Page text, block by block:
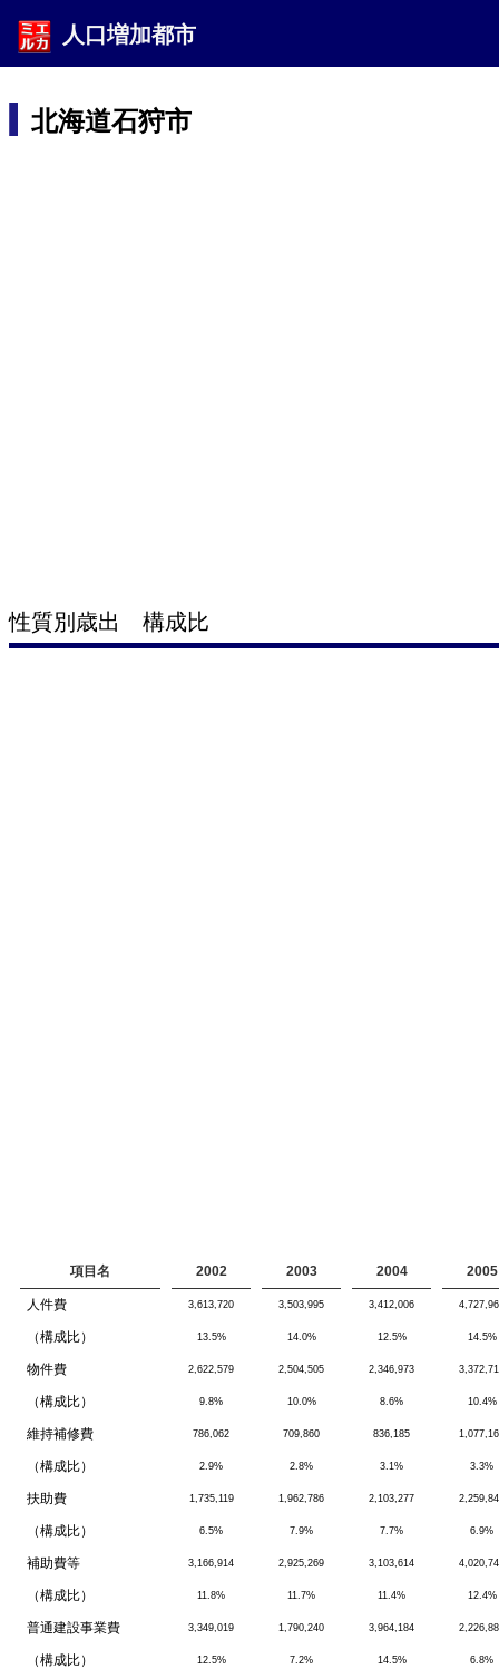
人口増加都市
北海道石狩市
性質別歳出 構成比
項目名 2002 2003 2004 2005
人件費 3,613,720 3,503,995 3,412,006
（構成比） 13.5% 14.0% 12.5% 14.5%
物件費 2,622,579 2,504,505 2,346,973
（構成比） 9.8% 10.0% 8.6% 10.4%
維持補修費 786,062 709,860 836,185
（構成比） 2.9% 2.8% 3.1% 3.3%
扶助費 1,735,119 1,962,786 2,103,277
（構成比） 6.5% 7.9% 7.7% 6.9%
補助費等 3,166,914 2,925,269 3,103,614
（構成比） 11.8% 11.7% 11.4% 12.4%
普通建設事業費 3,349,019 1,790,240 3,964,184
（構成比） 12.5% 7.2% 14.5% 6.8%